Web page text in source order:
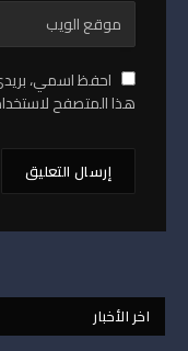
احفظ اسمي،
هذا المتصفح
اخر الأخبار